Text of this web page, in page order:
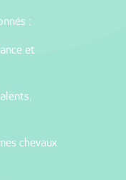
:
et
chevaux